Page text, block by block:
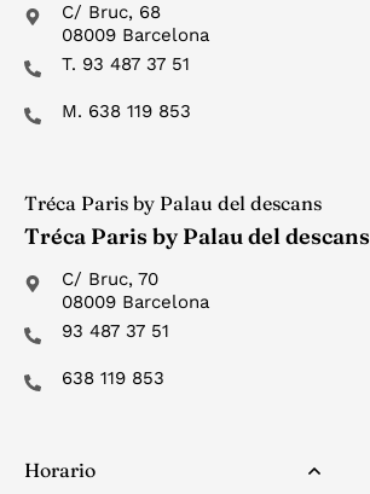
C/ Bruc, 68
08009 Barcelona
T. 93 487 37 51
M. 638 119 853
Tréca Paris by Palau del descans
Tréca Paris by Palau del descans
C/ Bruc, 70
08009 Barcelona
93 487 37 51
638 119 853
Horario